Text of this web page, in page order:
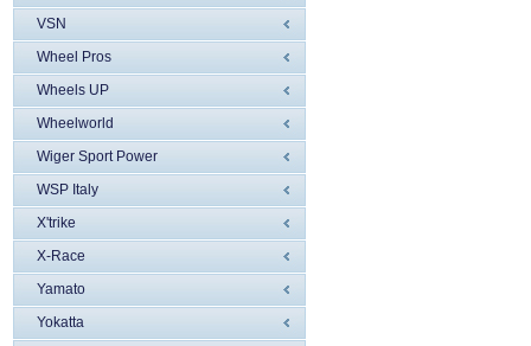
VSN
Wheel Pros
Wheels UP
Wheelworld
Wiger Sport Power
WSP Italy
X'trike
X-Race
Yamato
Yokatta